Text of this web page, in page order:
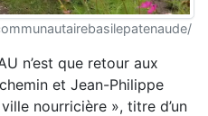
n’est que retour aux
et Jean-Philippe
nourricière », titre d’un